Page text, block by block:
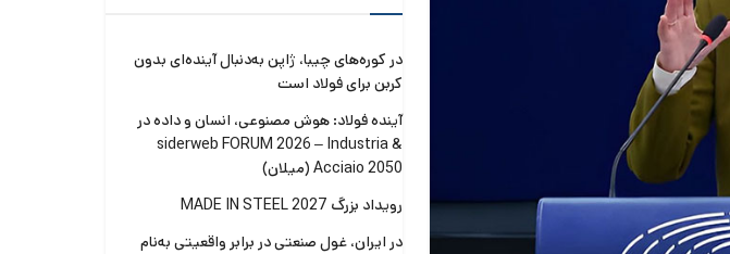
در کوره‌های چیبا، ژاپن به‌دنبال آینده‌ای بدون
کربن برای فولاد است
آینده فولاد: هوش مصنوعی، انسان و داده در
siderweb FORUM 2026 – Industria &
Acciaio 2050 (میلان)
رویداد بزرگ MADE IN STEEL 2027
در ایران، غول صنعتی در برابر واقعیتی به‌نام